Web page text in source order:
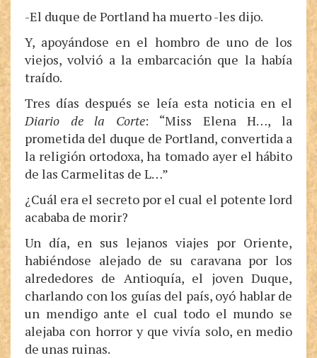
-El duque de Portland ha muerto -les dijo.
Y, apoyándose en el hombro de uno de los
viejos, volvió a la embarcación que la había
traído.
Tres días después se leía esta noticia en el
Diario de la Corte: “Miss Elena H…, la
prometida del duque de Portland, convertida a
la religión ortodoxa, ha tomado ayer el hábito
de las Carmelitas de L…”
¿Cuál era el secreto por el cual el potente lord
acababa de morir?
Un día, en sus lejanos viajes por Oriente,
habiéndose alejado de su caravana por los
alrededores de Antioquía, el joven Duque,
charlando con los guías del país, oyó hablar de
un mendigo ante el cual todo el mundo se
alejaba con horror y que vivía solo, en medio
de unas ruinas.